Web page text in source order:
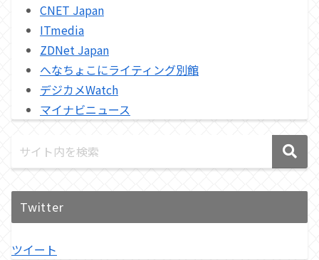
CNET Japan
ITmedia
ZDNet Japan
へなちょこにライティング別館
デジカメWatch
マイナビニュース
Twitter
ツイート